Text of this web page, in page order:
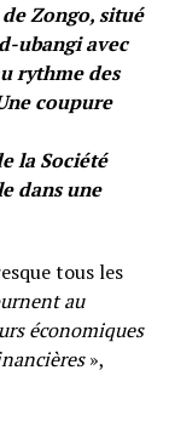
Zongo, situé
ubangi avec
rythme des
coupure
la Société
dans une
tous les
au
économiques
»,